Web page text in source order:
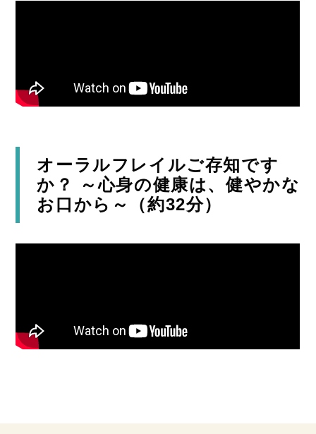
オーラルフレイルご存知です
か？ ～心身の健康は、健やかな
お口から～（約32分）